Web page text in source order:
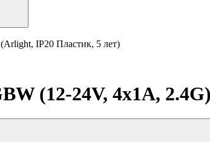
IP20 Пластик, 5 лет)
(12-24V, 4x1A,